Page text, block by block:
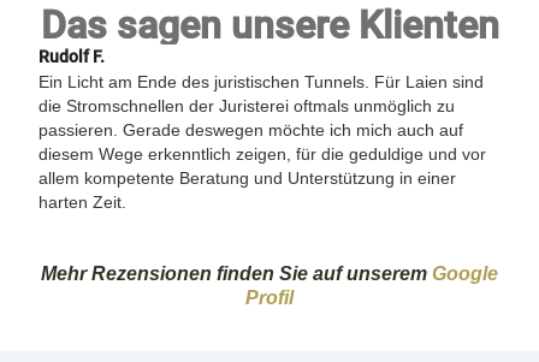
Das sagen unsere Klienten
Rudolf F.
Ein Licht am Ende des juristischen Tunnels. Für Laien sind
die Stromschnellen der Juristerei oftmals unmöglich zu
passieren. Gerade deswegen möchte ich mich auch auf
diesem Wege erkenntlich zeigen, für die geduldige und vor
allem kompetente Beratung und Unterstützung in einer
harten Zeit.
Mehr Rezensionen finden Sie auf unserem Google
Profil